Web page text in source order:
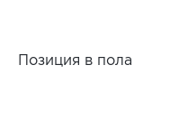
Позиция в пола